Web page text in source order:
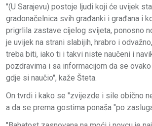
"(U Sarajevu) postoje ljudi koji će uvijek
gradonačelnica svih građanki i građana i
prigrlila zastave cijelog svijeta, ponosno
je uvijek na strani slabijih, hrabro i
treba biti, iako ti i takvi niste naučeni i
pozdravima i sa informacijom da se
gdje si naučio", kaže Šteta.
On tvrdi i kako se "zvijezde i sile obično
a da se prema gostima ponaša "po